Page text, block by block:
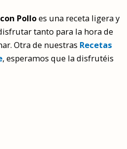
Polloes una receta ligera y
tanto para la hora de
Otra de nuestras Recetas
, esperamos que la disfrutéis